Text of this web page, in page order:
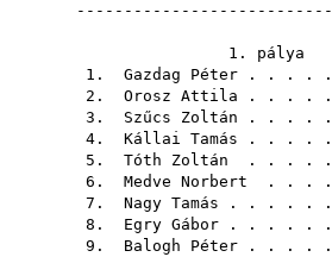
1.
1. Gazdag Péter . . . .
2. Orosz Attila . . . .
3. Szűcs Zoltán . . . .
4. Kállai Tamás . . . .
5. Tóth Zoltán . . . .
6. Medve Norbert . . .
7. Nagy Tamás . . . . .
8. Egry Gábor . . . . .
9. Balogh Péter . . . .